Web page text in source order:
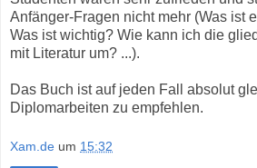
Anfänger-Fragen nicht mehr (Was ist
Was ist wichtig? Wie kann ich die
mit Literatur um? ...).
Das Buch ist auf jeden Fall absolut
Diplomarbeiten zu empfehlen.
Xam.de um 15:32